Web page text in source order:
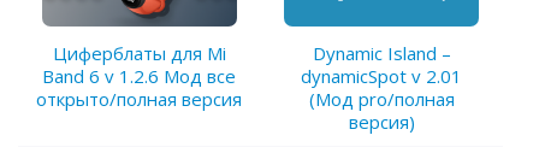
Циферблаты для Mi
Band 6 v 1.2.6 Мод все
открыто/полная версия
Dynamic Island –
dynamicSpot v 2.01
(Мод pro/полная
версия)